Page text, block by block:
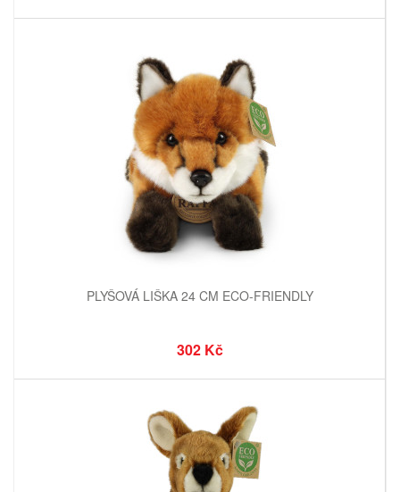
PLYŠOVÁ LIŠKA 24 CM ECO-FRIENDLY
302 Kč